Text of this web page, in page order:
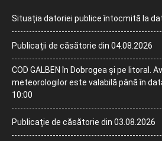
Situația datoriei publice întocmită la
Publicații de căsătorie din 04.08.2026
COD GALBEN în Dobrogea și pe litoral.
meteorologilor este valabilă până în
10:00
Publicație de căsătorie din 03.08.2026